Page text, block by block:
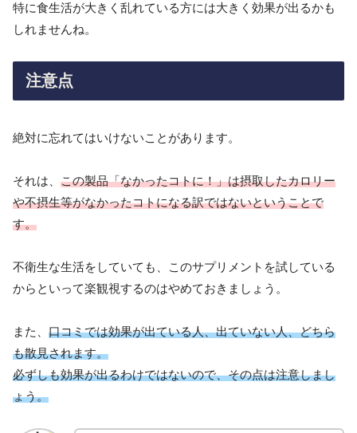
特に食生活が大きく乱れている方には大きく効果が出るかも
しれませんね。
注意点
絶対に忘れてはいけないことがあります。
それは、 この製品「なかったコトに！」は摂取したカロリー
や不摂生等がなかったコトになる訳ではないということで
す。
不衛生な生活をしていても、このサプリメントを試している
からといって楽観視するのはやめておきましょう。
また、 口コミでは効果が出ている人、出ていない人、どちら
も散見されます。
必ずしも効果が出るわけではないので、その点は注意しまし
ょう。